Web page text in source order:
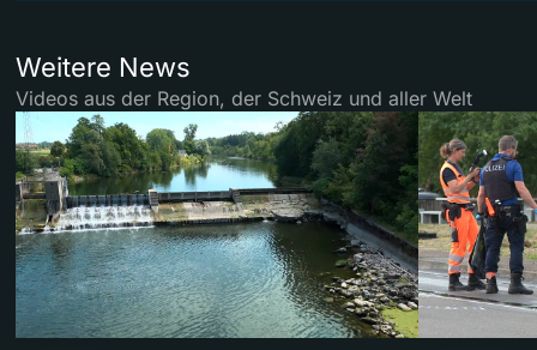
Weitere News
Videos aus der Region, der Schweiz und aller Welt